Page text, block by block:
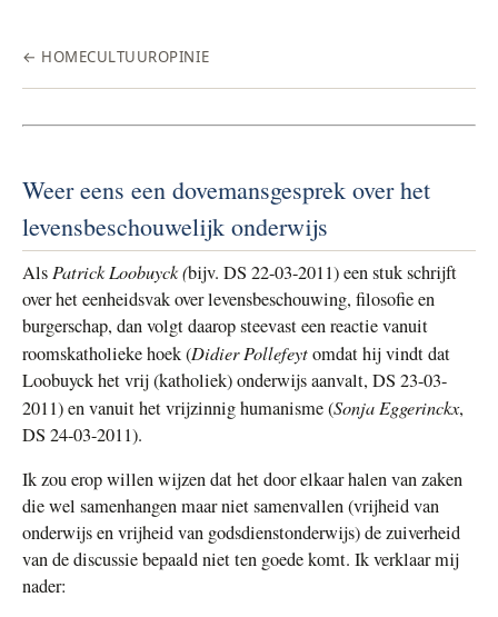
← HOMECULTUUROPINIE
Weer eens een dovemansgesprek over het
levensbeschouwelijk onderwijs
Als Patrick Loobuyck (bijv. DS 22-03-2011) een stuk schrijft
over het eenheidsvak over levensbeschouwing, filosofie en
burgerschap, dan volgt daarop steevast een reactie vanuit
roomskatholieke hoek (Didier Pollefeytomdat hij vindt dat
Loobuyck het vrij (katholiek) onderwijs aanvalt, DS 23-03-
2011) en vanuit het vrijzinnig humanisme (Sonja Eggerinckx,
DS 24-03-2011).
Ik zou eropwillen wijzen dat het door elkaar halen van zaken
die wel samenhangen maar niet samenvallen (vrijheid van
onderwijs en vrijheid van godsdienstonderwijs) de zuiverheid
van de discussie bepaald niet ten goede komt. Ik verklaar mij
nader: